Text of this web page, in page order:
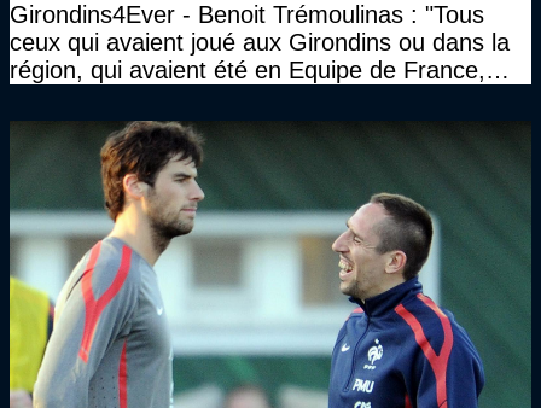
Girondins4Ever - Benoit Trémoulinas : "Tous
ceux qui avaient joué aux Girondins ou dans la
région, qui avaient été en Equipe de France,